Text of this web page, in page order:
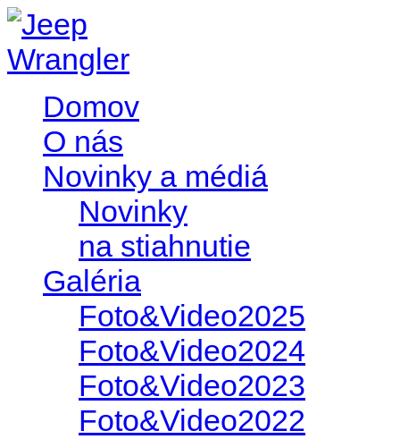
Domov
O nás
Novinky a médiá
Novinky
na stiahnutie
Galéria
Foto&Video2025
Foto&Video2024
Foto&Video2023
Foto&Video2022